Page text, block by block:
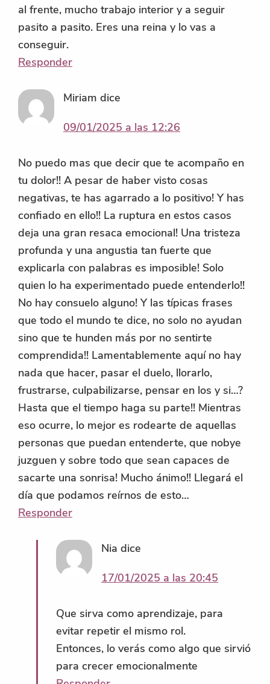
al frente, mucho trabajo interior y a seguir
pasito a pasito. Eres una reina y lo vas a
conseguir.
Responder
Miriam dice
09/01/2025 a las 12:26
No puedo mas que decir que te acompaño en
tu dolor!! A pesar de haber visto cosas
negativas, te has agarrado a lo positivo! Y has
confiado en ello!! La ruptura en estos casos
deja una gran resaca emocional! Una tristeza
profunda y una angustia tan fuerte que
explicarla con palabras es imposible! Solo
quien lo ha experimentado puede entenderlo!!
No hay consuelo alguno! Y las típicas frases
que todo el mundo te dice, no solo no ayudan
sino que te hunden más por no sentirte
comprendida!! Lamentablemente aquí no hay
nada que hacer, pasar el duelo, llorarlo,
frustrarse, culpabilizarse, pensar en los y si…?
Hasta que el tiempo haga su parte!! Mientras
eso ocurre, lo mejor es rodearte de aquellas
personas que puedan entenderte, que nobye
juzguen y sobre todo que sean capaces de
sacarte una sonrisa! Mucho ánimo!! Llegará el
día que podamos reírnos de esto…
Responder
Nia dice
17/01/2025 a las 20:45
Que sirva como aprendizaje, para
evitar repetir el mismo rol.
Entonces, lo verás como algo que sirvió
para crecer emocionalmente